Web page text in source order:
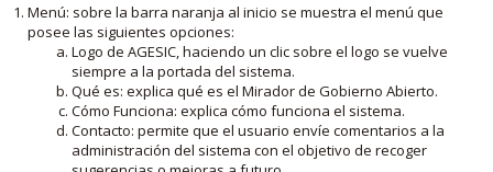
Menú: sobre la barra naranja al inicio se muestra el menú que
posee las siguientes opciones:
Logo de AGESIC, haciendo un clic sobre el logo se vuelve
siempre a la portada del sistema.
Qué es: explica qué es el Mirador de Gobierno Abierto.
Cómo Funciona: explica cómo funciona el sistema.
Contacto: permite que el usuario envíe comentarios a la
administración del sistema con el objetivo de recoger